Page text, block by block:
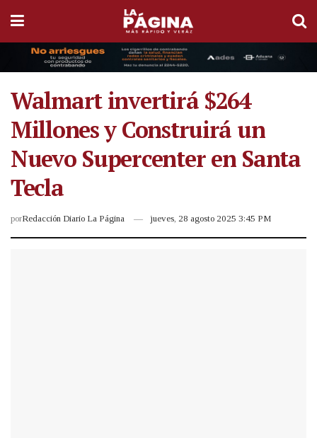
Walmart invertirá $264
Millones y Construirá un
Nuevo Supercenter en Santa
Tecla
porRedacción Diario La Página jueves, 28 agosto 2025 3:45 PM